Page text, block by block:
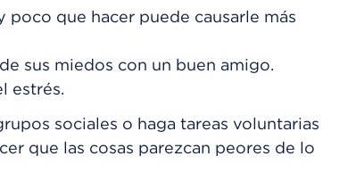
poco que hacer puede causarle más
sus miedos con un buen amigo.
estrés.
sociales o haga tareas voluntarias
que las cosas parezcan peores de lo